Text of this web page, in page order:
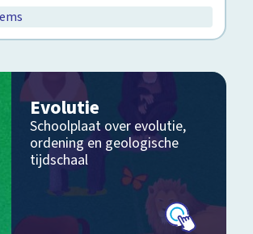
Evolutie
Schoolplaat over evolutie,
ordening en geologische
tijdschaal